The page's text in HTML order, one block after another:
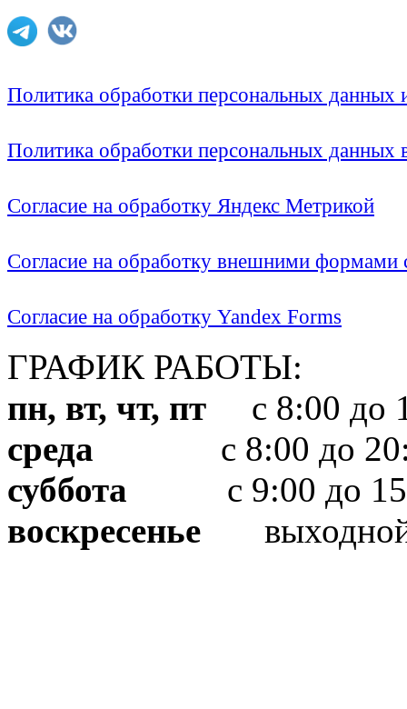
Политика обработки персональных
Политика обработки персональных
Согласие на обработку Яндекс Метрикой
Согласие на обработку внешними формами
Согласие на обработку Yandex Forms
ГРАФИК РАБОТЫ:
пн, вт, чт, пт с 8:00 до
среда с 8:00 до
суббота с 9:00 до
воскресенье